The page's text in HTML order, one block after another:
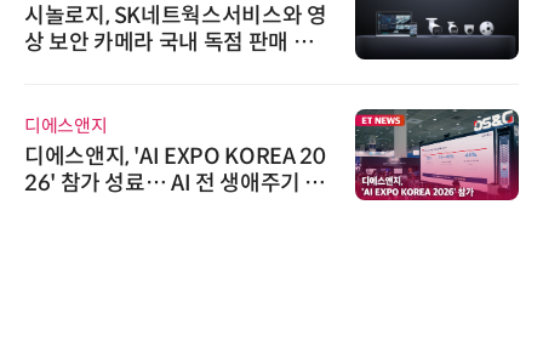
시놀로지, SK네트웍스서비스와 영
상 보안 카메라 국내 독점 판매 파
디에스앤지
디에스앤지, 'AI EXPO KOREA 20
26' 참가 성료… AI 전 생애주기 아